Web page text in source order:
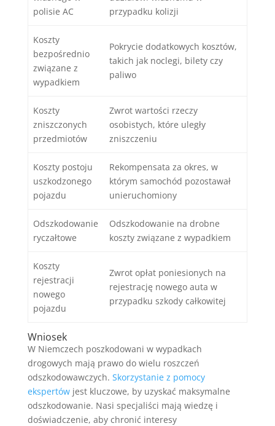
polisie AC
przypadku kolizji
Koszty
bezpośrednio
związane z
wypadkiem
Pokrycie dodatkowych kosztów,
takich jak noclegi, bilety czy
paliwo
Koszty
zniszczonych
przedmiotów
Zwrot wartości rzeczy
osobistych, które uległy
zniszczeniu
Koszty postoju
uszkodzonego
pojazdu
Rekompensata za okres, w
którym samochód pozostawał
unieruchomiony
Odszkodowanie
ryczałtowe
Odszkodowanie na drobne
koszty związane z wypadkiem
Koszty
rejestracji
nowego
pojazdu
Zwrot opłat poniesionych na
rejestrację nowego auta w
przypadku szkody całkowitej
Wniosek
W Niemczech poszkodowani w wypadkach
drogowych mają prawo do wielu roszczeń
odszkodowawczych. Skorzystanie z pomocy
ekspertówjest kluczowe, by uzyskać maksymalne
odszkodowanie. Nasi specjaliści mają wiedzę i
doświadczenie, aby chronić interesy